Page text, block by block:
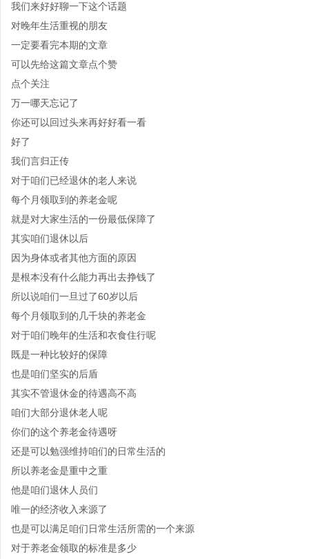
我们来好好聊一下这个话题
对晚年生活重视的朋友
一定要看完本期的文章
可以先给这篇文章点个赞
点个关注
万一哪天忘记了
你还可以回过头来再好好看一看
好了
我们言归正传
对于咱们已经退休的老人来说
每个月领取到的养老金呢
就是对大家生活的一份最低保障了
其实咱们退休以后
因为身体或者其他方面的原因
是根本没有什么能力再出去挣钱了
所以说咱们一旦过了60岁以后
每个月领取到的几千块的养老金
对于咱们晚年的生活和衣食住行呢
既是一种比较好的保障
也是咱们坚实的后盾
其实不管退休金的待遇高不高
咱们大部分退休老人呢
你们的这个养老金待遇呀
还是可以勉强维持咱们的日常生活的
所以养老金是重中之重
他是咱们退休人员们
唯一的经济收入来源了
也是可以满足咱们日常生活所需的一个来源
对于养老金领取的标准是多少